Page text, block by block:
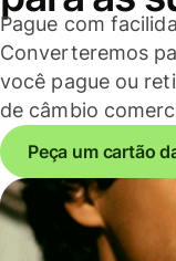
Pague com
Converteremos
você pague ou
de câmbio
Peça um cartão